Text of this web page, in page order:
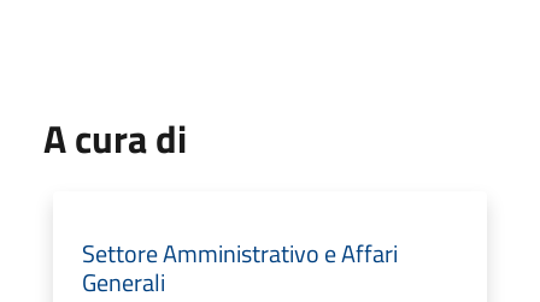
A cura di
Settore Amministrativo e Affari
Generali